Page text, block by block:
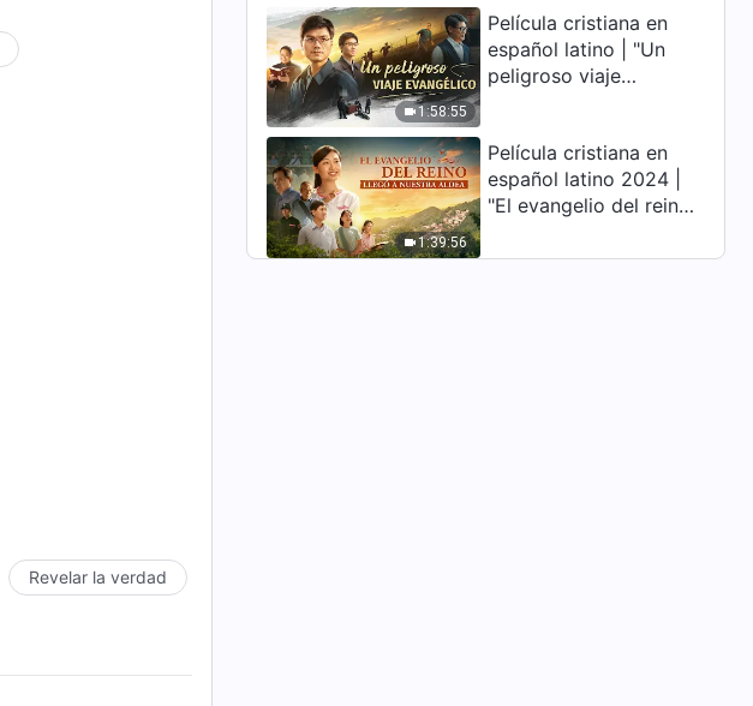
Revelar la verdad
profundamente
conmovedor
1:58:55
Película cristiana en
español latino | "Un
peligroso viaje
1:39:56
Película cristiana en
español latino 2024 |
"El evangelio del reino